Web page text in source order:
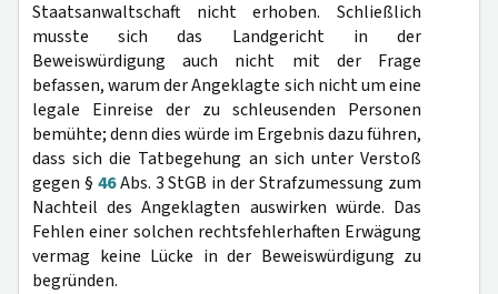
Staatsanwaltschaft nicht erhoben. Schließlich
musste sich das Landgericht in der
Beweiswürdigung auch nicht mit der Frage
befassen, warum der Angeklagte sich nicht um eine
legale Einreise der zu schleusenden Personen
bemühte; denn dies würde im Ergebnis dazu führen,
dass sich die Tatbegehung an sich unter Verstoß
gegen § 46Abs. 3 StGB in der Strafzumessung zum
Nachteil des Angeklagten auswirken würde. Das
Fehlen einer solchen rechtsfehlerhaften Erwägung
vermag keine Lücke in der Beweiswürdigung zu
begründen.